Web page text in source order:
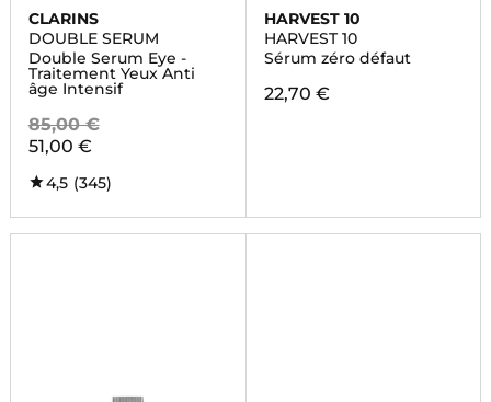
CLARINS
DOUBLE SERUM
Double Serum Eye -
Traitement Yeux Anti
âge Intensif
85,00 €
51,00 €
4,5 (345)
HARVEST 10
HARVEST 10
Sérum zéro défaut
22,70 €